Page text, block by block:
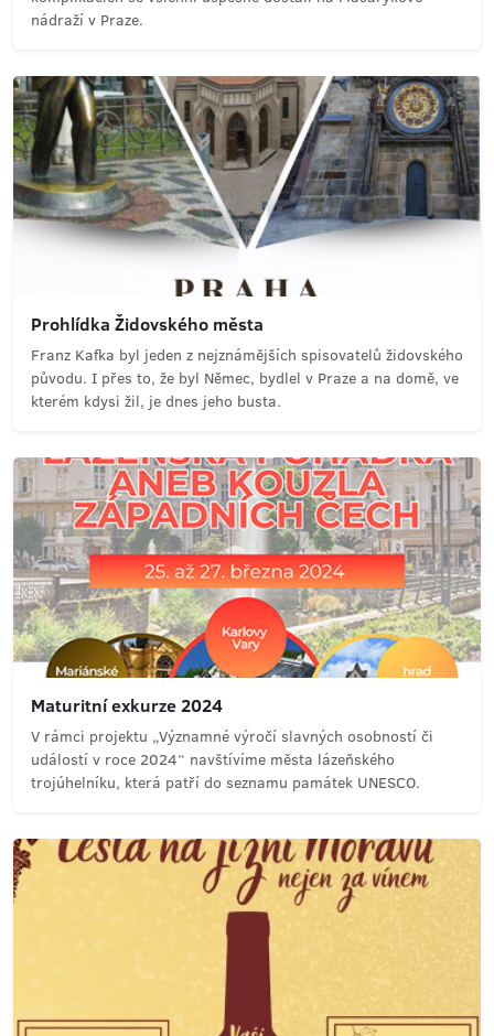
nádraží v Praze.
Prohlídka Židovského města
Franz Kafka byl jeden z nejznámějších spisovatelů židovského
původu. I přes to, že byl Němec, bydlel v Praze a na domě, ve
kterém kdysi žil, je dnes jeho busta.
Maturitní exkurze 2024
V rámci projektu „Významné výročí slavných osobností či
událostí v roce 2024“ navštívíme města lázeňského
trojúhelníku, která patří do seznamu památek UNESCO.